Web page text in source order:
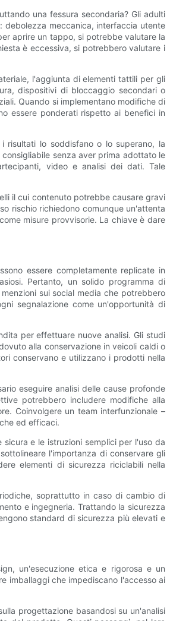
una fessura secondaria? Gli adulti
debolezza meccanica, interfaccia utente
aprire un tappo, si potrebbe valutare la
è eccessiva, si potrebbero valutare i
l'aggiunta di elementi tattili per gli
dispositivi di bloccaggio secondari o
Quando si implementano modifiche di
essere ponderati rispetto ai benefici in
risultati lo soddisfano o lo superano, la
senza aver prima adottato le
video e analisi dei dati. Tale
il cui contenuto potrebbe causare gravi
rischio richiedono comunque un'attenta
misure provvisorie. La chiave è dare
essere completamente replicate in
Pertanto, un solido programma di
sui social media che potrebbero
segnalazione come un'opportunità di
per effettuare nuove analisi. Gli studi
alla conservazione in veicoli caldi o
conservano e utilizzano i prodotti nella
eseguire analisi delle cause profonde
potrebbero includere modifiche alla
Coinvolgere un team interfunzionale –
ed efficaci.
e le istruzioni semplici per l'uso da
l'importanza di conservare gli
elementi di sicurezza riciclabili nella
soprattutto in caso di cambio di
e ingegneria. Trattando la sicurezza
standard di sicurezza più elevati e
un'esecuzione etica e rigorosa e un
imballaggi che impediscano l'accesso ai
progettazione basandosi su un'analisi